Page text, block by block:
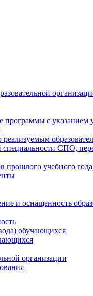
программы с
СПО,
прошлого учебного
и оснащенность
обучающихся
организации